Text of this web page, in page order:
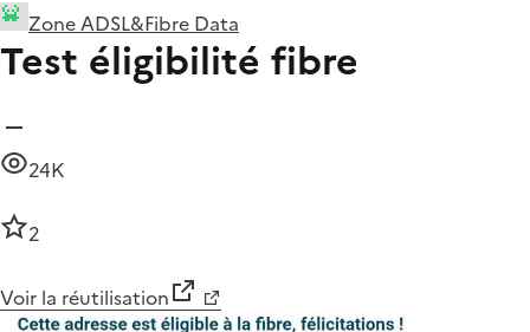
Zone ADSL&Fibre Data
Test éligibilité fibre
24K
2
Voir la réutilisation